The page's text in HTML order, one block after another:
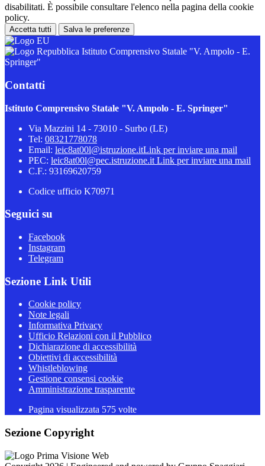
disabilitati. È possibile consultare l'elenco nella pagina della cookie
policy.
Accetta tutti Salva le preferenze
Istituto Comprensivo Statale "V. Ampolo - E.
Springer"
Contatti
Istituto Comprensivo Statale "V. Ampolo - E. Springer"
Via Mazzini 14 - 73010 - Surbo (LE)
Tel: 08321778078
Email: leic8at00l@istruzione.itLink per inviare una mail
PEC: leic8at00l@pec.istruzione.it Link per inviare una mail
C.F.: 93169620759
Codice ufficio K70971
Seguici su
Facebook
Instagram
Telegram
Sezione Link Utili
Cookie policy
Note legali
Informativa Privacy
Ufficio Relazioni con il Pubblico
Dichiarazione di accessibilità
Obiettivi di accessibilità
Whistleblowing
Gestione consensi cookie
Amministrazione trasparente
Pagina visualizzata 575 volte
Sezione Copyright